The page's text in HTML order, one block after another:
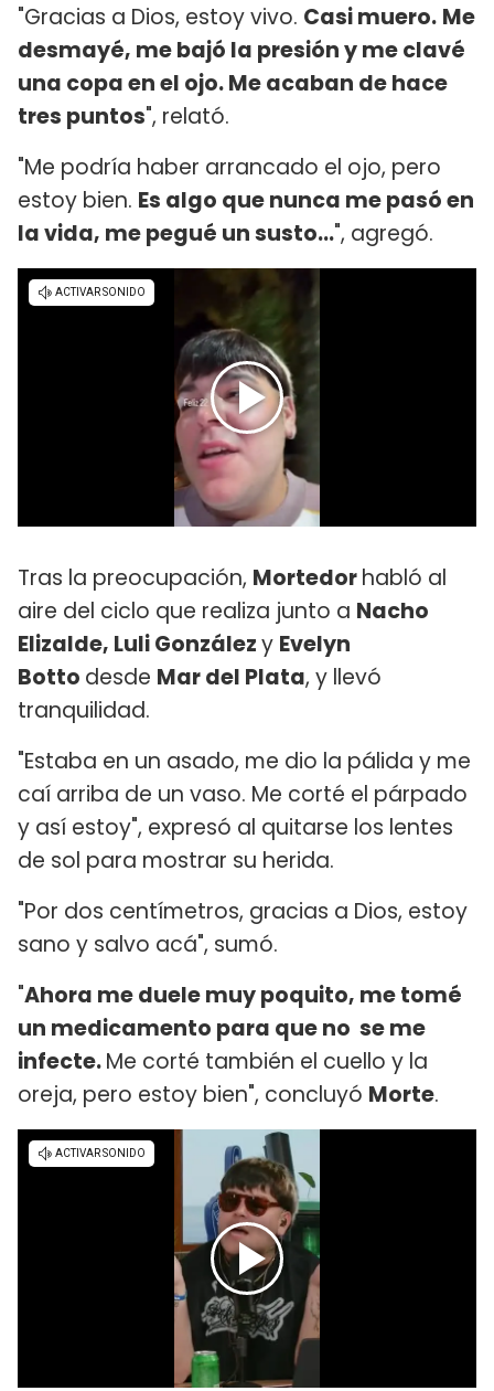
"Gracias a Dios, estoy vivo. Casi muero. Me
desmayé, me bajó la presión y me clavé
una copa en el ojo. Me acaban de hace
tres puntos", relató.
"Me podría haber arrancado el ojo, pero
estoy bien. Es algo que nunca me pasó en
la vida, me pegué un susto...", agregó.
Tras la preocupación, Mortedorhabló al
aire del ciclo que realiza junto a Nacho
Elizalde, Luli Gonzálezy Evelyn
Botto desde Mar del Plata, y llevó
tranquilidad.
"Estaba en un asado, me dio la pálida y me
caí arriba de un vaso. Me corté el párpado
y así estoy", expresó al quitarse los lentes
de sol para mostrar su herida.
"Por dos centímetros, gracias a Dios, estoy
sano y salvo acá", sumó.
"Ahora me duele muy poquito, me tomé
un medicamento para que no se me
infecte.Me corté también el cuello y la
oreja, pero estoy bien", concluyó Morte.